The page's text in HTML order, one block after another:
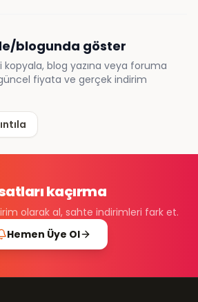
blogunda göster
blog yazına veya foruma
fiyata ve gerçek indirim
kaçırma
olarak al, sahte indirimleri fark et.
Hemen Üye Ol